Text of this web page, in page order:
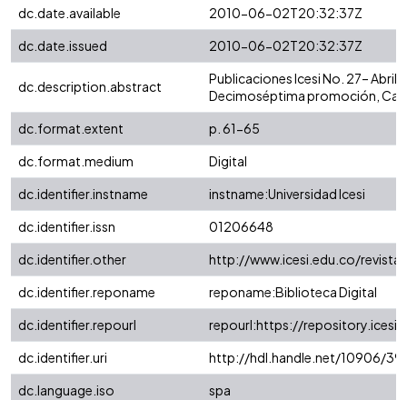
dc.date.available
2010-06-02T20:32:37Z
dc.date.issued
2010-06-02T20:32:37Z
dc.description.abstract
Publicaciones Icesi No. 27–
Decimoséptima promoción,
dc.format.extent
p. 61-65
dc.format.medium
Digital
dc.identifier.instname
instname:Universidad Icesi
dc.identifier.issn
01206648
dc.identifier.other
http://www.icesi.edu.co/
dc.identifier.reponame
reponame:Biblioteca Digital
dc.identifier.repourl
repourl:https://
dc.identifier.uri
http://hdl.handle.net/10906/
dc.language.iso
spa